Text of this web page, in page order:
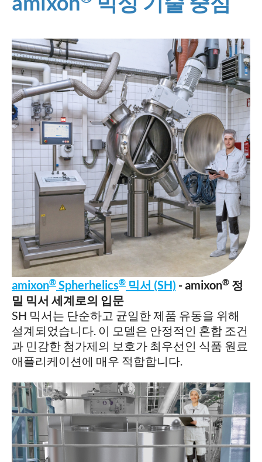
amixon® Spherhelics® 믹서 (SH) - amixon® 정
밀 믹서 세계로의 입문
SH 믹서는 단순하고 균일한 제품 유동을 위해
설계되었습니다. 이 모델은 안정적인 혼합 조건
과 민감한 첨가제의 보호가 최우선인 식품 원료
애플리케이션에 매우 적합합니다.